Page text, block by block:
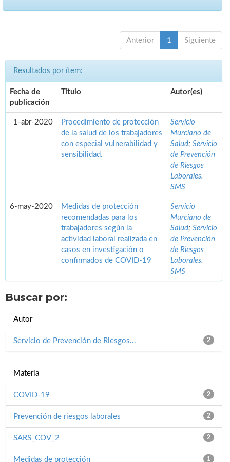
Anterior 1 Siguiente
Resultados por ítem:
Fecha de
publicación
Título Autor(es)
1-abr-2020
Procedimiento de protección
de la salud de los trabajadores
con especial vulnerabilidad y
sensibilidad.
Servicio
Murciano de
Salud; Servicio
de Prevención
de Riesgos
Laborales.
SMS
6-may-2020
Medidas de protección
recomendadas para los
trabajadores según la
actividad laboral realizada en
casos en investigación o
confirmados de COVID-19
Servicio
Murciano de
Salud; Servicio
de Prevención
de Riesgos
Laborales.
SMS
Buscar por:
Autor
2
Servicio de Prevención de Riesgos...
Materia
2
COVID-19
2
Prevención de riesgos laborales
2
SARS_COV_2
1
Medidas de protección